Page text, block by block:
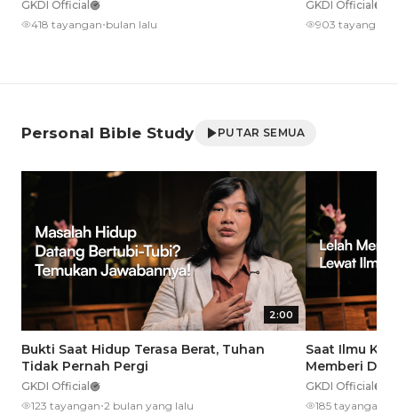
GKDI Official
418 tayangan•bulan lalu
GKDI Official
903 tayangan
Personal Bible Study PUTAR SEMUA
2:00
Bukti Saat Hidup Terasa Berat, Tuhan
Tidak Pernah Pergi
GKDI Official
123 tayangan•2 bulan yang lalu
Saat Ilmu
Memberi
GKDI Official
185 tayangan